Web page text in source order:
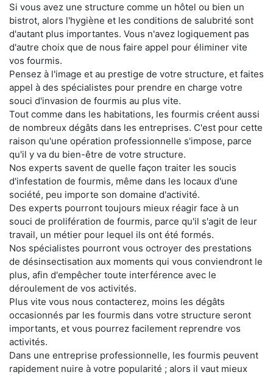
Si vous avez une structure comme un hôtel ou bien un
bistrot, alors l'hygiène et les conditions de salubrité sont
d'autant plus importantes. Vous n'avez logiquement pas
d'autre choix que de nous faire appel pour éliminer vite
vos fourmis.
Pensez à l'image et au prestige de votre structure, et faites
appel à des spécialistes pour prendre en charge votre
souci d'invasion de fourmis au plus vite.
Tout comme dans les habitations, les fourmis créent aussi
de nombreux dégâts dans les entreprises. C'est pour cette
raison qu'une opération professionnelle s'impose, parce
qu'il y va du bien-être de votre structure.
Nos experts savent de quelle façon traiter les soucis
d'infestation de fourmis, même dans les locaux d'une
société, peu importe son domaine d'activité.
Des experts pourront toujours mieux réagir face à un
souci de prolifération de fourmis, parce qu'il s'agit de leur
travail, un métier pour lequel ils ont été formés.
Nos spécialistes pourront vous octroyer des prestations
de désinsectisation aux moments qui vous conviendront le
plus, afin d'empêcher toute interférence avec le
déroulement de vos activités.
Plus vite vous nous contacterez, moins les dégâts
occasionnés par les fourmis dans votre structure seront
importants, et vous pourrez facilement reprendre vos
activités.
Dans une entreprise professionnelle, les fourmis peuvent
rapidement nuire à votre popularité ; alors il vaut mieux